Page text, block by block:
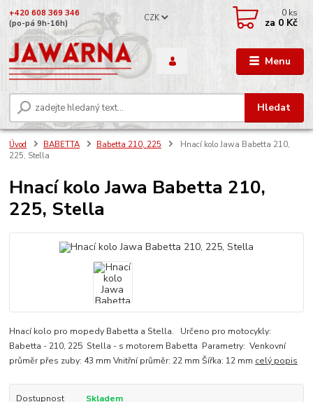
Menu
CZK
Hledat
+420 608 369 346
(po-pá 9h-16h)
0 ks
za 0 Kč
Úvod BABETTA Babetta 210, 225
Hnací kolo Jawa Babetta 210,
225, Stella
Hnací kolo Jawa Babetta 210,
225, Stella
Hnací kolo pro mopedy Babetta a Stella. Určeno pro motocykly:
Babetta - 210, 225 Stella - s motorem Babetta Parametry: Venkovní
průměr přes zuby: 43 mm Vnitřní průměr: 22 mm Šířka: 12 mm celý popis
Dostupnost Skladem